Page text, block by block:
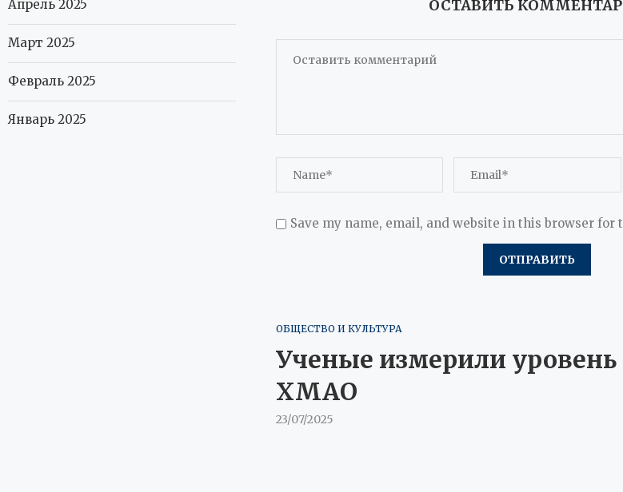
ОСТАВИТЬ
Save my name, email, and website in this browser for
ОБЩЕСТВО И КУЛЬТУРА
Ученые измерили
ХМАО
23/07/2025
Апрель 2025
Март 2025
Февраль 2025
Январь 2025